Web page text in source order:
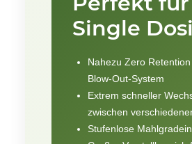
Single
Nahezu Zero
Blow-Out-System
Extrem schneller
zwischen
Stufenlose